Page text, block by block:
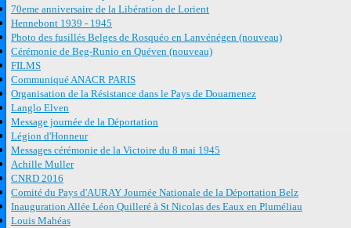
70eme anniversaire de la Libération de Lorient
Hennebont 1939 - 1945
Photo des fusillés Belges de Rosquéo en Lanvénégen (nouveau)
Cérémonie de Beg-Runio en Quéven (nouveau)
FILMS
Communiqué ANACR PARIS
Organisation de la Résistance dans le Pays de Douarnenez
Langlo Elven
Message journée de la Déportation
Légion d'Honneur
Messages cérémonie de la Victoire du 8 mai 1945
Achille Muller
CNRD 2016
Comité du Pays d'AURAY Journée Nationale de la Déportation Belz
Inauguration Allée Léon Quilleré à St Nicolas des Eaux en Pluméliau
Louis Mahéas